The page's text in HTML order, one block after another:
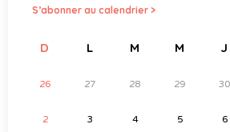
S’abonner au calendrier >
D L M M J
26 27 28 29 30
2 3 4 5 6